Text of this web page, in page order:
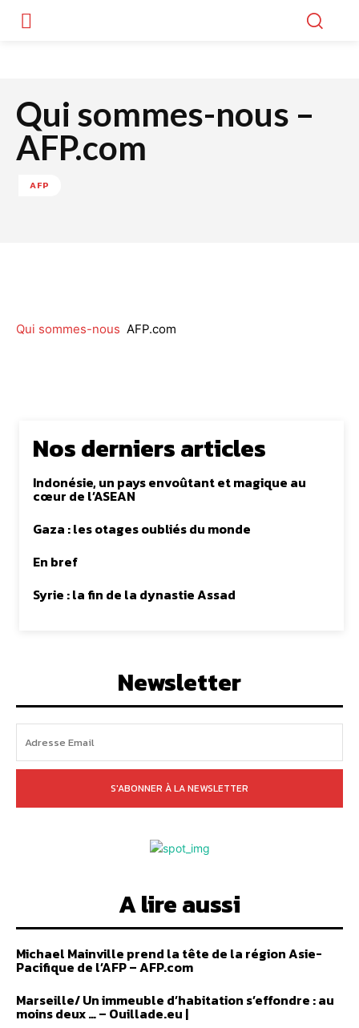
Qui sommes-nous –
AFP.com
AFP
Qui sommes-nous AFP.com
Nos derniers articles
Indonésie, un pays envoûtant et magique au
cœur de l’ASEAN
Gaza : les otages oubliés du monde
En bref
Syrie : la fin de la dynastie Assad
Newsletter
S'ABONNER À LA NEWSLETTER
A lire aussi
Michael Mainville prend la tête de la région Asie-
Pacifique de l’AFP – AFP.com
Marseille/ Un immeuble d’habitation s’effondre : au
moins deux … – Ouillade.eu |